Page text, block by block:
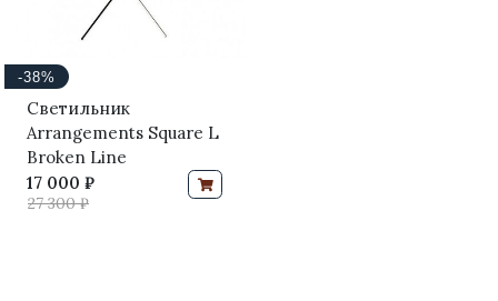
-38%
Светильник
Arrangements Square L
Broken Line
17 000 ₽
27 300 ₽